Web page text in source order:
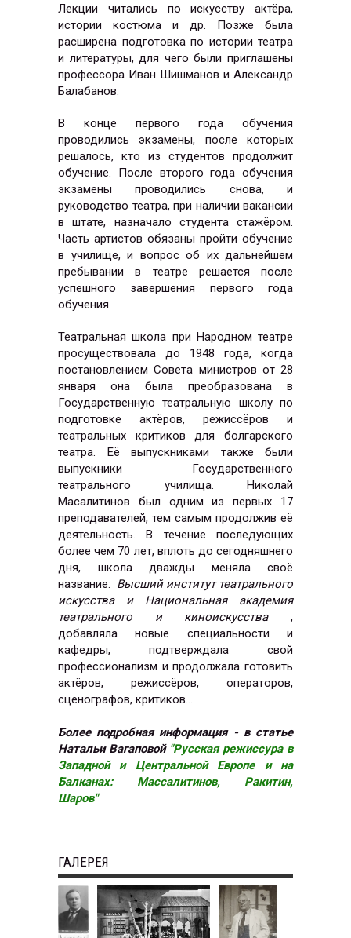
Лекции читались по искусству актёра,
истории костюма и др. Позже была
расширена подготовка по истории театра
и литературы, для чего были приглашены
профессора Иван Шишманов и Александр
Балабанов.
В конце первого года обучения
проводились экзамены, после которых
решалось, кто из студентов продолжит
обучение. После второго года обучения
экзамены проводились снова, и
руководство театра, при наличии вакансии
в штате, назначало студента стажёром.
Часть артистов обязаны пройти обучение
в училище, и вопрос об их дальнейшем
пребывании в театре решается после
успешного завершения первого года
обучения.
Театральная школа при Народном театре
просуществовала до 1948 года, когда
постановлением Совета министров от 28
января она была преобразована в
Государственную театральную школу по
подготовке актёров, режиссёров и
театральных критиков для болгарского
театра. Её выпускниками также были
выпускники Государственного
театрального училища. Николай
Масалитинов был одним из первых 17
преподавателей, тем самым продолжив её
деятельность. В течение последующих
более чем 70 лет, вплоть до сегодняшнего
дня, школа дважды меняла своё
название: Высший институт театрального
искусства и Национальная академия
театрального и киноискусства
,
добавляла новые специальности и
кафедры, подтверждала свой
профессионализм и продолжала готовить
актёров, режиссёров, операторов,
сценографов, критиков…
Более подробная информация - в статье
Натальи Вагаповой "Русская режиссура в
Западной и Центральной Европе и на
Балканах: Массалитинов, Ракитин,
Шаров"
ГАЛЕРЕЯ